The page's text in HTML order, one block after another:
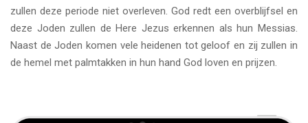
zullen deze periode niet overleven. God redt een overblijfsel en
deze Joden zullen de Here Jezus erkennen als hun Messias.
Naast de Joden komen vele heidenen tot geloof en zij zullen in
de hemel met palmtakken in hun hand God loven en prijzen.